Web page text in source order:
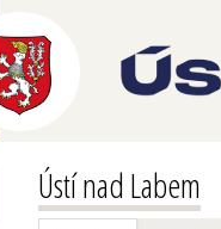
Ústí nad Labem